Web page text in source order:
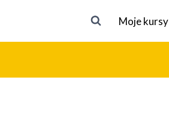
Moje kursy